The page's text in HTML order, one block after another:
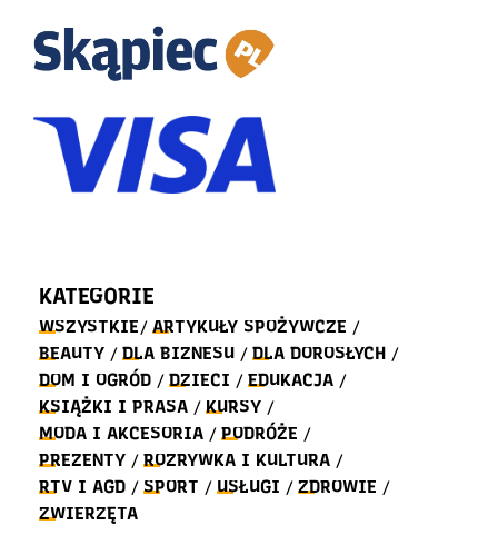
KATEGORIE
WSZYSTKIE/ ARTYKUŁY SPOŻYWCZE /
BEAUTY / DLA BIZNESU / DLA DOROSŁYCH /
DOM I OGRÓD / DZIECI / EDUKACJA /
KSIĄŻKI I PRASA / KURSY /
MODA I AKCESORIA / PODRÓŻE /
PREZENTY / ROZRYWKA I KULTURA /
RTV I AGD / SPORT / USŁUGI / ZDROWIE /
ZWIERZĘTA